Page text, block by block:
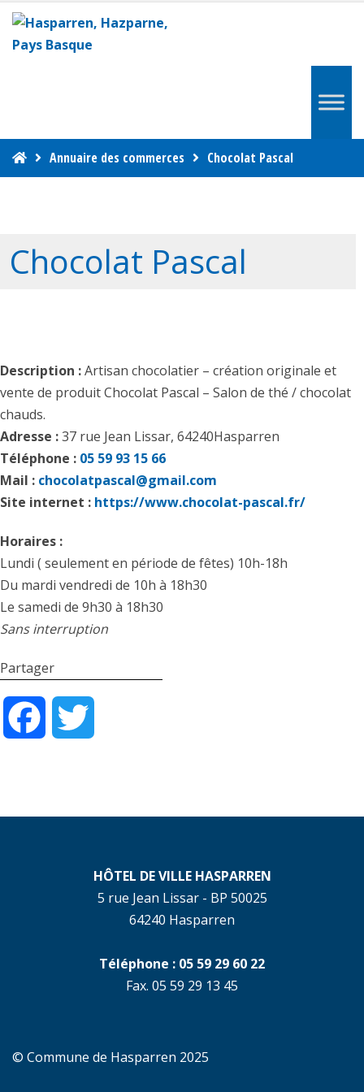
Annuaire des commerces Chocolat Pascal
Chocolat Pascal
Description :Artisan chocolatier – création originale et
vente de produit Chocolat Pascal – Salon de thé / chocolat
chauds.
Adresse :37 rue Jean Lissar, 64240Hasparren
Téléphone : 05 59 93 15 66
Mail : chocolatpascal@gmail.com
Site internet : https://www.chocolat-pascal.fr/
Horaires :
Lundi ( seulement en période de fêtes) 10h-18h
Du mardi vendredi de 10h à 18h30
Le samedi de 9h30 à 18h30
Sans interruption
Partager
Facebook
HÔTEL DE VILLE HASPARREN
5 rue Jean Lissar - BP 50025
64240 Hasparren
Téléphone : 05 59 29 60 22
Fax. 05 59 29 13 45
© Commune de Hasparren 2025